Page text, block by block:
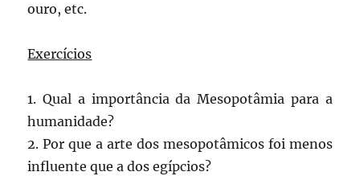
ouro, etc.
Exercícios
1. Qual a importância da Mesopotâmia para a
humanidade?
2. Por que a arte dos mesopotâmicos foi menos
influente que a dos egípcios?